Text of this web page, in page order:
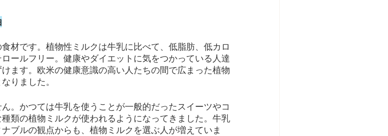
材です。植物性ミルクは牛乳に比べて、低脂肪、低カロ
ールフリー。健康やダイエットに気をつかっている人達
ます。欧米の健康意識の高い人たちの間で広まった植物
りました。
。かつては牛乳を使うことが一般的だったスイーツやコ
類の植物ミルクが使われるようになってきました。牛乳
ブルの観点からも、植物ミルクを選ぶ人が増えていま